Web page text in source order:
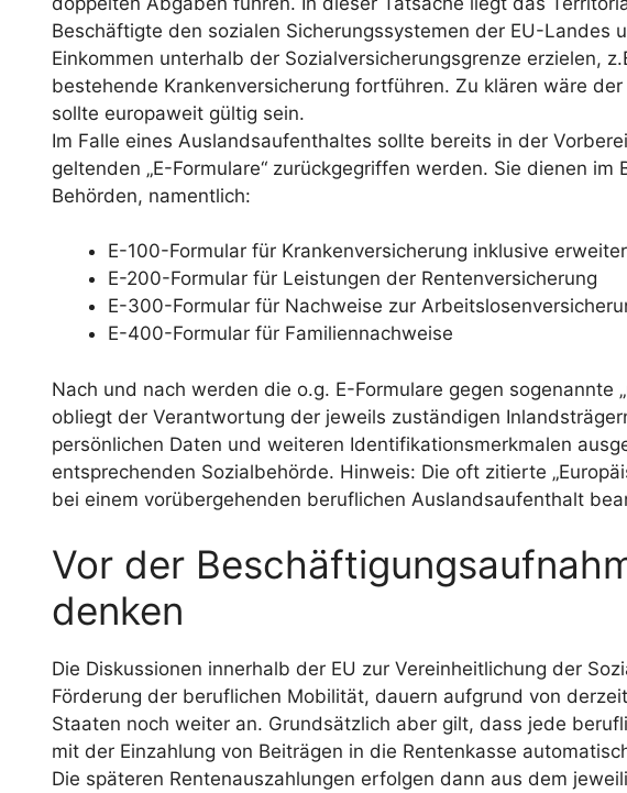
Beschäftigte den sozialen Sicherungssystemen der EU-Landes
Einkommen unterhalb der Sozialversicherungsgrenze erzielen,
bestehende Krankenversicherung fortführen. Zu klären wäre
sollte europaweit gültig sein.
Im Falle eines Auslandsaufenthaltes sollte bereits in der
geltenden „E-Formulare“ zurückgegriffen werden. Sie dienen
Behörden, namentlich:
E-100-Formular für Krankenversicherung inklusive
E-200-Formular für Leistungen der Rentenversicherung
E-300-Formular für Nachweise zur
E-400-Formular für Familiennachweise
Nach und nach werden die o.g. E-Formulare gegen sogenannte
obliegt der Verantwortung der jeweils zuständigen
persönlichen Daten und weiteren Identifikationsmerkmalen
entsprechenden Sozialbehörde. Hinweis: Die oft zitierte
bei einem vorübergehenden beruflichen Auslandsaufenthalt
Vor der
denken
Die Diskussionen innerhalb der EU zur Vereinheitlichung der
Förderung der beruflichen Mobilität, dauern aufgrund von
Staaten noch weiter an. Grundsätzlich aber gilt, dass jede
mit der Einzahlung von Beiträgen in die Rentenkasse
Die späteren Rentenauszahlungen erfolgen dann aus dem